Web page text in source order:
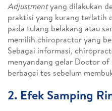
Adjustmentyang dilakukan
praktisi yang kurang terlatih
pada tulang belakang atau
memilih chiropractor yang
Sebagai informasi,
menyandang gelar Doctor
berbagai tes sebelum
2. Efek Samping